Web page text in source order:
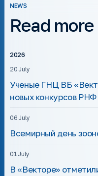
NEWS
Read more
2026
20 July
Ученые ГНЦ ВБ
новых конкурсов РНФ
06 July
Всемирный день
01 July
В «Векторе»